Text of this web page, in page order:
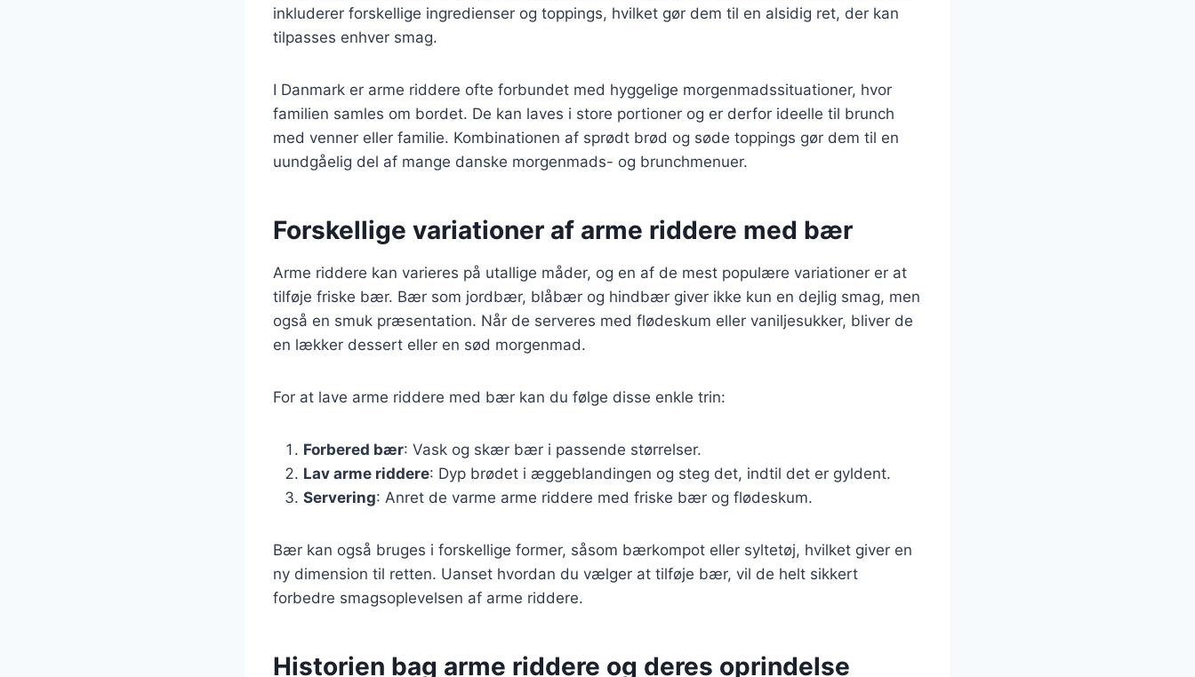
inkluderer forskellige ingredienser og toppings, hvilket gør dem til en alsidig ret, der kan
tilpasses enhver smag.
I Danmark er arme riddere ofte forbundet med hyggelige morgenmadssituationer, hvor
familien samles om bordet. De kan laves i store portioner og er derfor ideelle til brunch
med venner eller familie. Kombinationen af sprødt brød og søde toppings gør dem til en
uundgåelig del af mange danske morgenmads- og brunchmenuer.
Forskellige variationer af arme riddere med bær
Arme riddere kan varieres på utallige måder, og en af de mest populære variationer er at
tilføje friske bær. Bær som jordbær, blåbær og hindbær giver ikke kun en dejlig smag, men
også en smuk præsentation. Når de serveres med flødeskum eller vaniljesukker, bliver de
en lækker dessert eller en sød morgenmad.
For at lave arme riddere med bær kan du følge disse enkle trin:
Forbered bær: Vask og skær bær i passende størrelser.
Lav arme riddere: Dyp brødet i æggeblandingen og steg det, indtil det er gyldent.
Servering: Anret de varme arme riddere med friske bær og flødeskum.
Bær kan også bruges i forskellige former, såsom bærkompot eller syltetøj, hvilket giver en
ny dimension til retten. Uanset hvordan du vælger at tilføje bær, vil de helt sikkert
forbedre smagsoplevelsen af arme riddere.
Historien bag arme riddere og deres oprindelse